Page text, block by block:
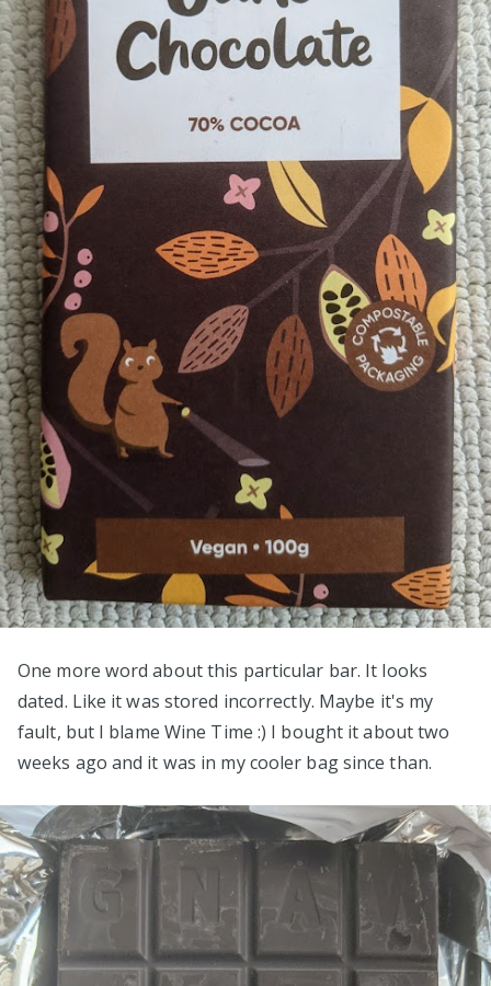
One more word about this particular bar. It looks
dated. Like it was stored incorrectly. Maybe it's my
fault, but I blame Wine Time :) I bought it about two
weeks ago and it was in my cooler bag since than.